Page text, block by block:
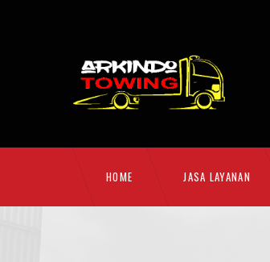
HOME JASA LAYANAN